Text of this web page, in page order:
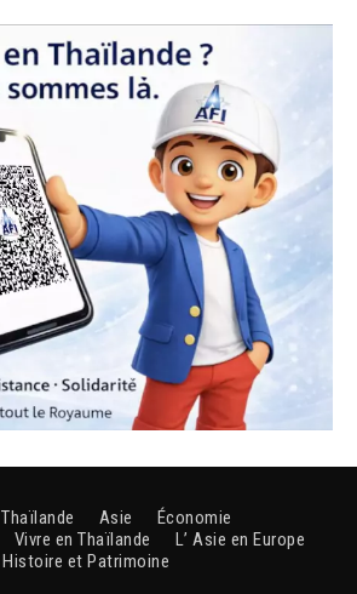
Thaïlande Asie
Économie
Vivre en Thaïlande
L’ Asie en Europe
Histoire et Patrimoine